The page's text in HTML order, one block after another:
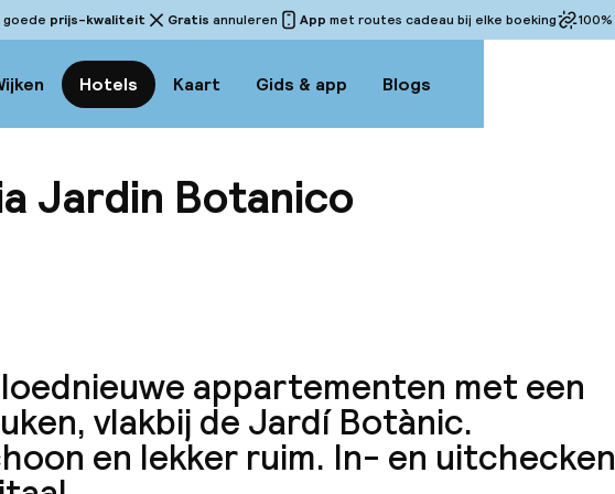
goede prijs-kwaliteit Gratis annuleren App met routes cadeau bij elke boeking 100%
Hotels Kaart Gids & app Blogs
Jardin Botanico
appartementen met een
vlakbij de Jardí Botànic.
en lekker ruim. In- en uitchecken